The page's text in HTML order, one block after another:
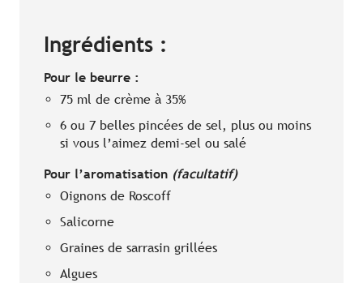
Ingrédients :
Pour le beurre :
75 ml de crème à 35%
6 ou 7 belles pincées de sel, plus ou moins
si vous l’aimez demi-sel ou salé
Pour l’aromatisation (facultatif)
Oignons de Roscoff
Salicorne
Graines de sarrasin grillées
Algues